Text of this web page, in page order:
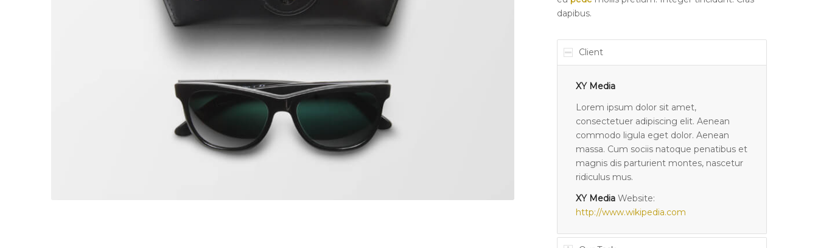
dapibus.
Client
XY Media
Lorem ipsum dolor sit amet,
consectetuer adipiscing elit. Aenean
commodo ligula eget dolor. Aenean
massa. Cum sociis natoque penatibus et
magnis dis parturient montes, nascetur
ridiculus mus.
XY Media Website:
http://www.wikipedia.com